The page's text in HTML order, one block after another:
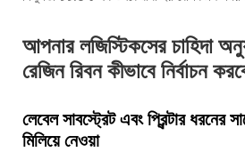
আপনার লজিস্টিকসের চাহিদা
রেজিন রিবন কীভাবে নির্বাচন
লেবেল সাবস্ট্রেট এবং প্রিন্টার ধরনের
মিলিয়ে নেওয়া